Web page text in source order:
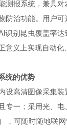
测报系统，兼具
防治功能。用户
识别昆虫覆盖率
意义上实现自动化
统的优势
设高清图像采集
专一；采用光、
，可随时随地联